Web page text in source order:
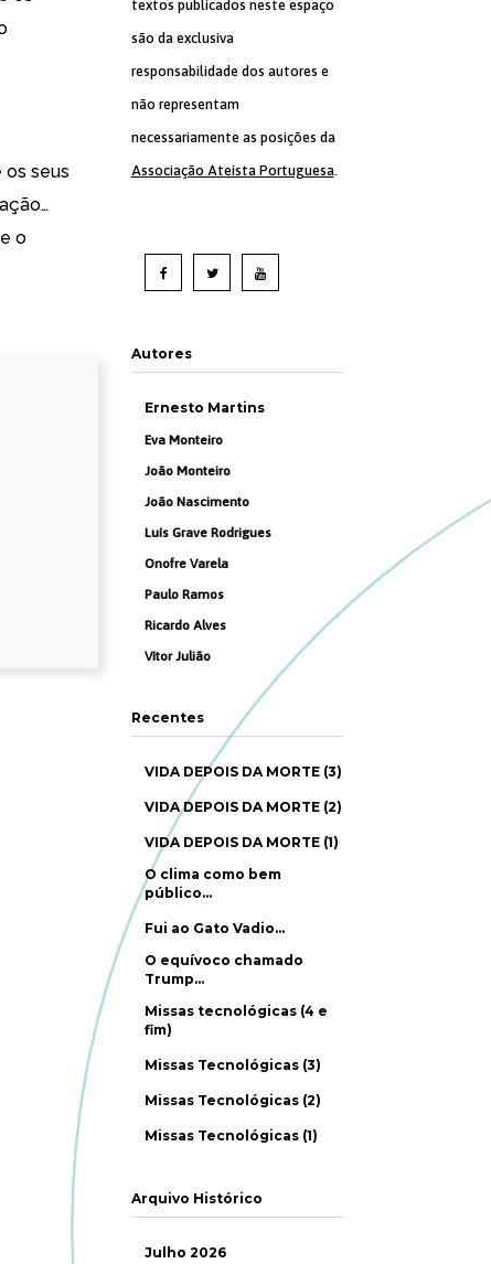
os seus
o
textos publicados neste espaço
são da exclusiva
responsabilidade dos autores e
não representam
necessariamente as posições da
Associação Ateísta Portuguesa.
Autores
Ernesto Martins
Eva Monteiro
João Monteiro
João Nascimento
Luís Grave Rodrigues
Onofre Varela
Paulo Ramos
Ricardo Alves
Vítor Julião
Recentes
VIDA DEPOIS DA MORTE (3)
VIDA DEPOIS DA MORTE (2)
VIDA DEPOIS DA MORTE (1)
O clima como bem
público…
Fui ao Gato Vadio…
O equívoco chamado
Trump…
Missas tecnológicas (4 e
fim)
Missas Tecnológicas (3)
Missas Tecnológicas (2)
Missas Tecnológicas (1)
Arquivo Histórico
Julho 2026